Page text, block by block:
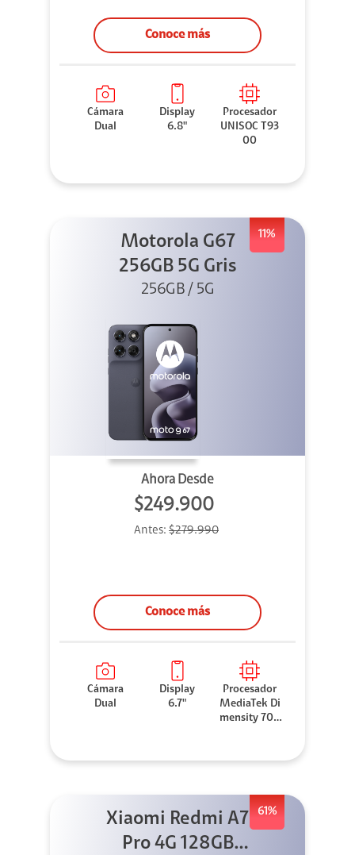
Conoce más
Cámara
Dual
Display
6.8"
Procesador
UNISOC T93
00
11%
Motorola G67
256GB 5G Gris
256GB / 5G
Ahora Desde
$249.900
Antes: $279.990
Conoce más
Cámara
Dual
Display
6.7"
Procesador
MediaTek Di
mensity 706
61%
Xiaomi Redmi A7
Pro 4G 128GB